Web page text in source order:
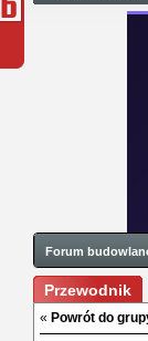
Forum
Przewodnik
« Powrót do